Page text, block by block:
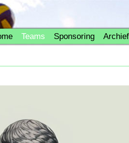
Teams Sponsoring Archief